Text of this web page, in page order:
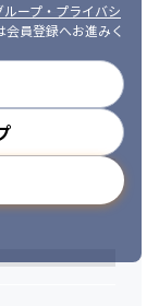
ループ・プライバシ
員登録へお進みく